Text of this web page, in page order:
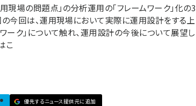
現場の問題点」の分析運用の「フレームワーク」化の3
の今回は、運用現場において実際に運用設計をする上
ーク」について触れ、運用設計の今後について展望し
こ
優先するニュース提供元に追加